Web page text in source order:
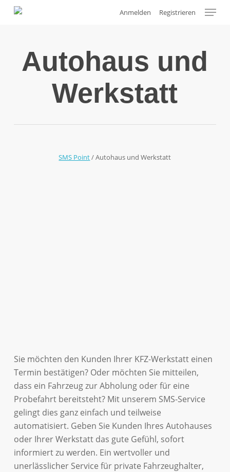
Skip
Anmelden Registrieren Menu
Autohaus und
Werkstatt
SMS Point/Autohaus und Werkstatt
Sie möchten den Kunden Ihrer KFZ-Werkstatt einen
Termin bestätigen? Oder möchten Sie mitteilen,
dass ein Fahrzeug zur Abholung oder für eine
Probefahrt bereitsteht? Mit unserem SMS-Service
gelingt dies ganz einfach und teilweise
automatisiert. Geben Sie Kunden Ihres Autohauses
oder Ihrer Werkstatt das gute Gefühl, sofort
informiert zu werden. Ein wertvoller und
unerlässlicher Service für private Fahrzeughalter,